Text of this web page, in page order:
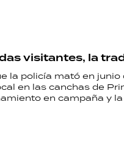
visitantes, la
la policía mató en
en las canchas de
en campaña y